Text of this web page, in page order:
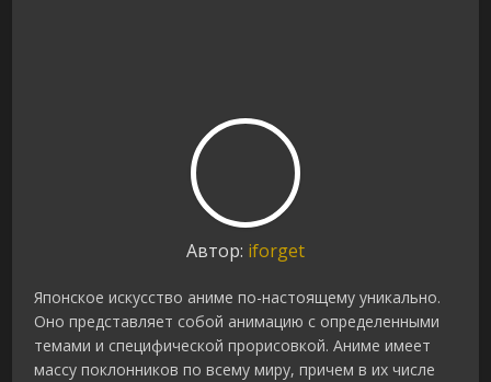
Автор: iforget
Японское искусство аниме по-настоящему уникально.
Оно представляет собой анимацию с определенными
темами и специфической прорисовкой. Аниме имеет
массу поклонников по всему миру, причем в их числе